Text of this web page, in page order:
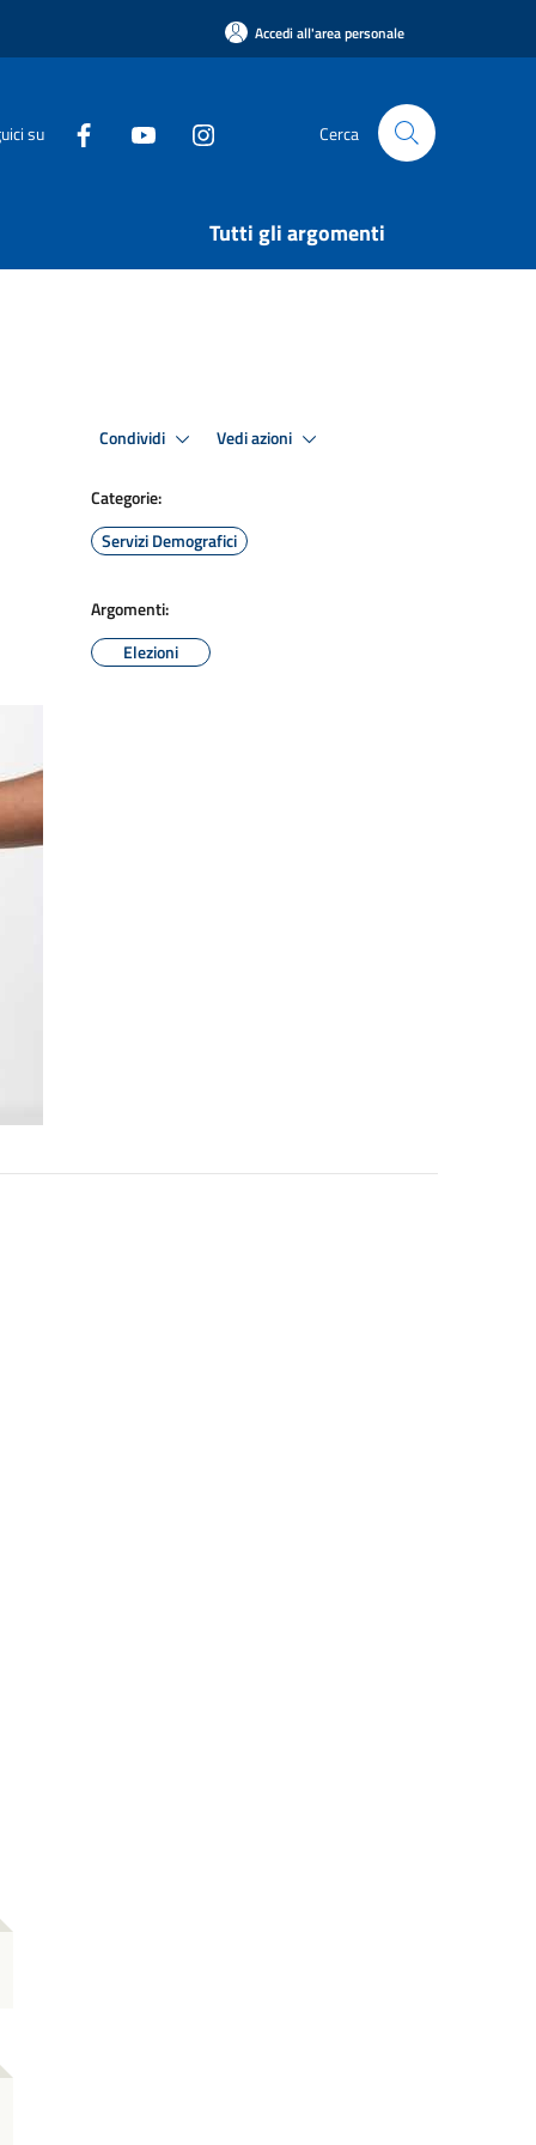
Accedi all'area personale
su Cerca
Tutti gli argomenti
Condividi Vedi azioni
Categorie:
Servizi Demografici
Argomenti:
Elezioni